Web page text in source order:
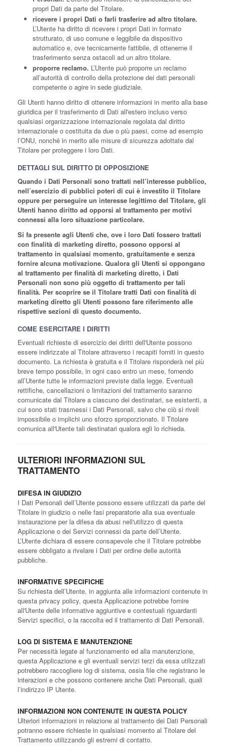
propri Dati da parte del Titolare.
ricevere i propri Dati o farli trasferire ad altro titolare.
L’Utente ha diritto di ricevere i propri Dati in formato
strutturato, di uso comune e leggibile da dispositivo
automatico e, ove tecnicamente fattibile, di ottenerne il
trasferimento senza ostacoli ad un altro titolare.
proporre reclamo. L’Utente può proporre un reclamo
all’autorità di controllo della protezione dei dati personali
competente o agire in sede giudiziale.
Gli Utenti hanno diritto di ottenere informazioni in merito alla base
giuridica per il trasferimento di Dati all'estero incluso verso
qualsiasi organizzazione internazionale regolata dal diritto
internazionale o costituita da due o più paesi, come ad esempio
l’ONU, nonché in merito alle misure di sicurezza adottate dal
Titolare per proteggere i loro Dati.
DETTAGLI SUL DIRITTO DI OPPOSIZIONE
Quando i Dati Personali sono trattati nell’interesse pubblico,
nell’esercizio di pubblici poteri di cui è investito il Titolare
oppure per perseguire un interesse legittimo del Titolare, gli
Utenti hanno diritto ad opporsi al trattamento per motivi
connessi alla loro situazione particolare.
Si fa presente agli Utenti che, ove i loro Dati fossero trattati
con finalità di marketing diretto, possono opporsi al
trattamento in qualsiasi momento, gratuitamente e senza
fornire alcuna motivazione. Qualora gli Utenti si oppongano
al trattamento per finalità di marketing diretto, i Dati
Personali non sono più oggetto di trattamento per tali
finalità. Per scoprire se il Titolare tratti Dati con finalità di
marketing diretto gli Utenti possono fare riferimento alle
rispettive sezioni di questo documento.
COME ESERCITARE I DIRITTI
Eventuali richieste di esercizio dei diritti dell'Utente possono
essere indirizzate al Titolare attraverso i recapiti forniti in questo
documento. La richiesta è gratuita e il Titolare risponderà nel più
breve tempo possibile, in ogni caso entro un mese, fornendo
all’Utente tutte le informazioni previste dalla legge. Eventuali
rettifiche, cancellazioni o limitazioni del trattamento saranno
comunicate dal Titolare a ciascuno dei destinatari, se esistenti, a
cui sono stati trasmessi i Dati Personali, salvo che ciò si riveli
impossibile o implichi uno sforzo sproporzionato. Il Titolare
comunica all'Utente tali destinatari qualora egli lo richieda.
ULTERIORI INFORMAZIONI SUL
TRATTAMENTO
DIFESA IN GIUDIZIO
I Dati Personali dell’Utente possono essere utilizzati da parte del
Titolare in giudizio o nelle fasi preparatorie alla sua eventuale
instaurazione per la difesa da abusi nell'utilizzo di questa
Applicazione o dei Servizi connessi da parte dell’Utente.
L’Utente dichiara di essere consapevole che il Titolare potrebbe
essere obbligato a rivelare i Dati per ordine delle autorità
pubbliche.
INFORMATIVE SPECIFICHE
Su richiesta dell’Utente, in aggiunta alle informazioni contenute in
questa privacy policy, questa Applicazione potrebbe fornire
all'Utente delle informative aggiuntive e contestuali riguardanti
Servizi specifici, o la raccolta ed il trattamento di Dati Personali.
LOG DI SISTEMA E MANUTENZIONE
Per necessità legate al funzionamento ed alla manutenzione,
questa Applicazione e gli eventuali servizi terzi da essa utilizzati
potrebbero raccogliere log di sistema, ossia file che registrano le
interazioni e che possono contenere anche Dati Personali, quali
l’indirizzo IP Utente.
INFORMAZIONI NON CONTENUTE IN QUESTA POLICY
Ulteriori informazioni in relazione al trattamento dei Dati Personali
potranno essere richieste in qualsiasi momento al Titolare del
Trattamento utilizzando gli estremi di contatto.